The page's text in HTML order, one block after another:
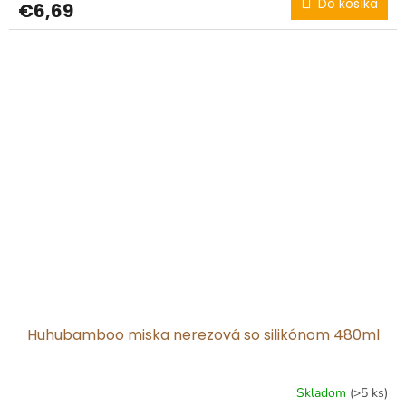
€6,69
Huhubamboo miska nerezová so silikónom 480ml
Skladom (>5 ks)